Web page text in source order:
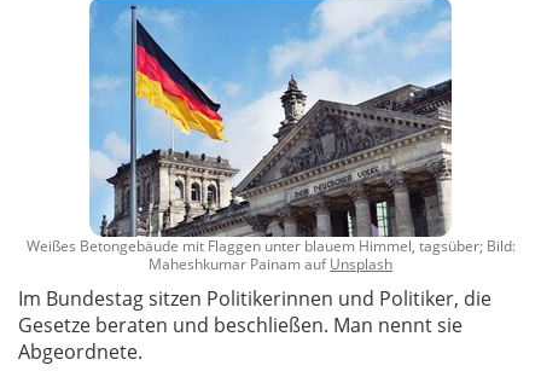
Weißes Betongebäude mit Flaggen unter blauem Himmel, tagsüber; Bild:
Maheshkumar Painam aufUnsplash
Im Bundestag sitzen Politikerinnen und Politiker, die
Gesetze beraten und beschließen. Man nennt sie
Abgeordnete.